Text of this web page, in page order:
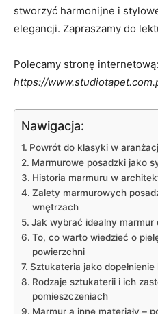
stworzyć harmonijne i
elegancji. Zapraszamy do
Polecamy stronę internetową:
https://
Nawigacja:
Powrót do klasyki w
Marmurowe posadzki jako
Historia marmuru w
Zalety marmurowych
wnętrzach
Jak wybrać idealny marmur
To, co warto wiedzieć o
powierzchni
Sztukateria jako
Rodzaje sztukaterii i ich
pomieszczeniach
Marmur a inne materiały –